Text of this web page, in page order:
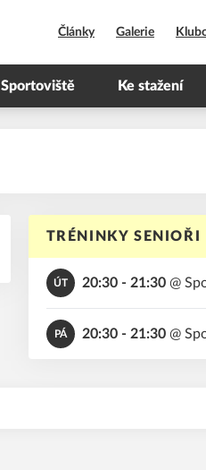
Články Galerie
Sportoviště Ke stažení
TRÉNINKY SENIOŘI
ÚT 20:30 - 21:30@
PÁ 20:30 - 21:30@